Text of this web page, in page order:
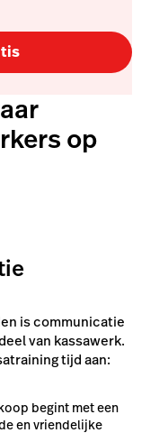
op
is communicatie
van kassawerk.
tijd aan:
begint met een
en vriendelijke